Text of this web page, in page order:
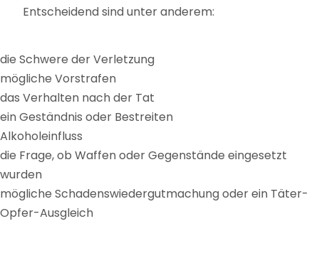
Entscheidend sind unter anderem:
die Schwere der Verletzung
mögliche Vorstrafen
das Verhalten nach der Tat
ein Geständnis oder Bestreiten
Alkoholeinfluss
die Frage, ob Waffen oder Gegenstände eingesetzt
wurden
mögliche Schadenswiedergutmachung oder ein Täter-
Opfer-Ausgleich